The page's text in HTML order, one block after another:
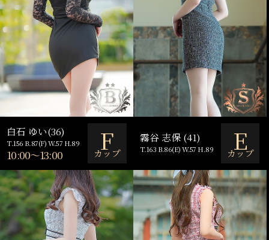
白石 ゆい(36)
T.156 B.87(F) W.57 H.89
10:00～13:00 F
カップ
霧谷 志保 (41)
T.163 B.86(E) W.57 H.89 E
カップ